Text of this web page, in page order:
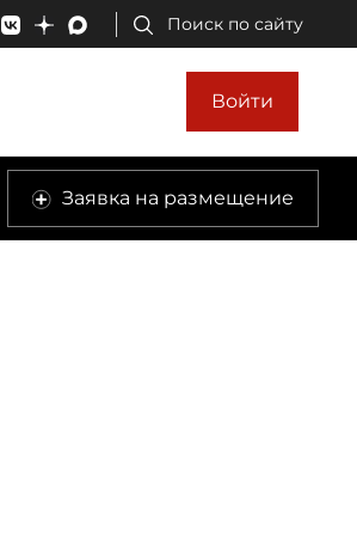
Поиск по сайту
Войти
Заявка на размещение